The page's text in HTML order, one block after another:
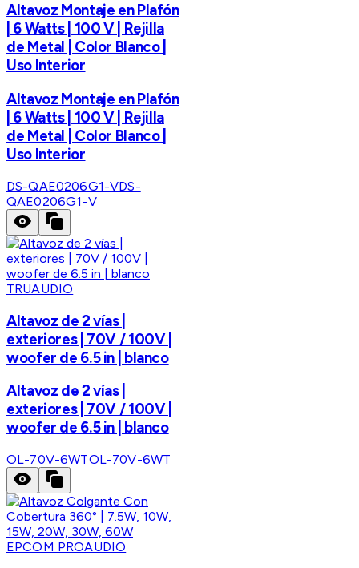
Altavoz Montaje en Plafón
| 6 Watts | 100 V | Rejilla
de Metal | Color Blanco |
Uso Interior
Altavoz Montaje en Plafón
| 6 Watts | 100 V | Rejilla
de Metal | Color Blanco |
Uso Interior
DS-QAE0206G1-VDS-
QAE0206G1-V
TRUAUDIO
Altavoz de 2 vías |
exteriores | 70V / 100V |
woofer de 6.5 in | blanco
Altavoz de 2 vías |
exteriores | 70V / 100V |
woofer de 6.5 in | blanco
OL-70V-6WTOL-70V-6WT
EPCOM PROAUDIO